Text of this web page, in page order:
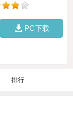
PC下载
排行